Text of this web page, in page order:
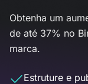
Obtenha um
de até 37% no
marca.
Estruture e